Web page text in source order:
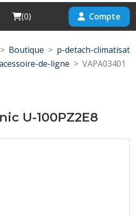
Cart
(0) Compte
Boutique
p-detach-climatisat
de-ligne
VAPA03401
U-100PZ2E8